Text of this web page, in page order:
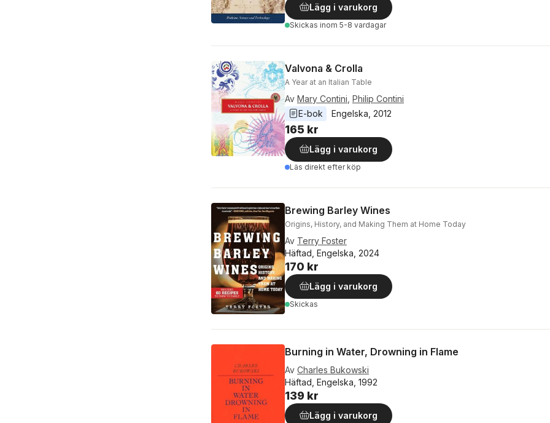
Lägg i varukorg
Skickas inom 5-8 vardagar
Valvona & Crolla
A Year at an Italian Table
Av Mary Contini Philip Contini
E-bok
Engelska 2012
165 kr
Lägg i varukorg
Läs direkt efter köp
Brewing Barley Wines
Origins, History, and Making Them at Home Today
Av Terry Foster
Häftad, Engelska, 2024
170 kr
Lägg i varukorg
Skickas
Burning in Water, Drowning in Flame
Av Charles Bukowski
Häftad, Engelska, 1992
139 kr
Lägg i varukorg